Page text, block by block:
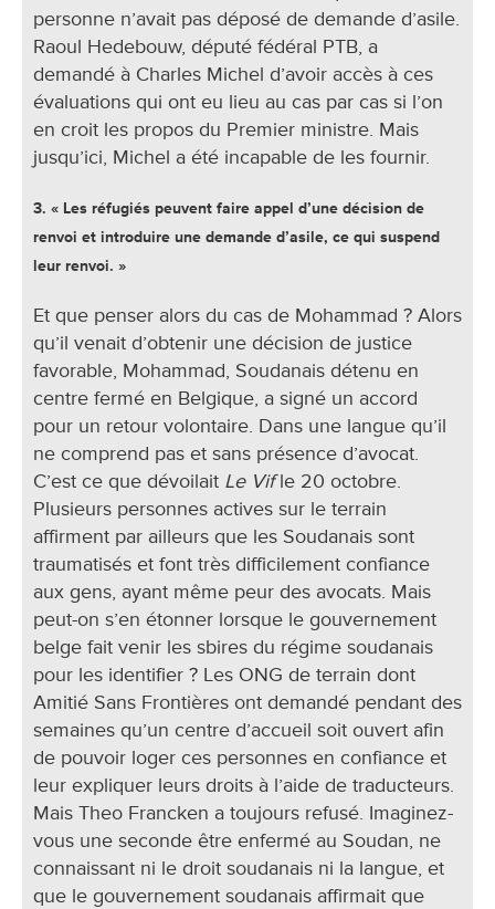
personne n’avait pas déposé de demande d’asile.
Raoul Hedebouw, député fédéral PTB, a
demandé à Charles Michel d’avoir accès à ces
évaluations qui ont eu lieu au cas par cas si l’on
en croit les propos du Premier ministre. Mais
jusqu’ici, Michel a été incapable de les fournir.
3. « Les réfugiés peuvent faire appel d’une décision de
renvoi et introduire une demande d’asile, ce qui suspend
leur renvoi. »
Et que penser alors du cas de Mohammad ? Alors
qu’il venait d’obtenir une décision de justice
favorable, Mohammad, Soudanais détenu en
centre fermé en Belgique, a signé un accord
pour un retour volontaire. Dans une langue qu’il
ne comprend pas et sans présence d’avocat.
C’est ce que dévoilait Le Vifle 20 octobre.
Plusieurs personnes actives sur le terrain
affirment par ailleurs que les Soudanais sont
traumatisés et font très difficilement confiance
aux gens, ayant même peur des avocats. Mais
peut-on s’en étonner lorsque le gouvernement
belge fait venir les sbires du régime soudanais
pour les identifier ? Les ONG de terrain dont
Amitié Sans Frontières ont demandé pendant des
semaines qu’un centre d’accueil soit ouvert afin
de pouvoir loger ces personnes en confiance et
leur expliquer leurs droits à l’aide de traducteurs.
Mais Theo Francken a toujours refusé. Imaginez-
vous une seconde être enfermé au Soudan, ne
connaissant ni le droit soudanais ni la langue, et
que le gouvernement soudanais affirmait que